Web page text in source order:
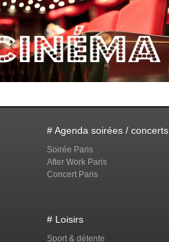
# Agenda soirées / concerts
Soirée Paris
After Work Paris
Concert Paris
# Loisirs
Sport & détente